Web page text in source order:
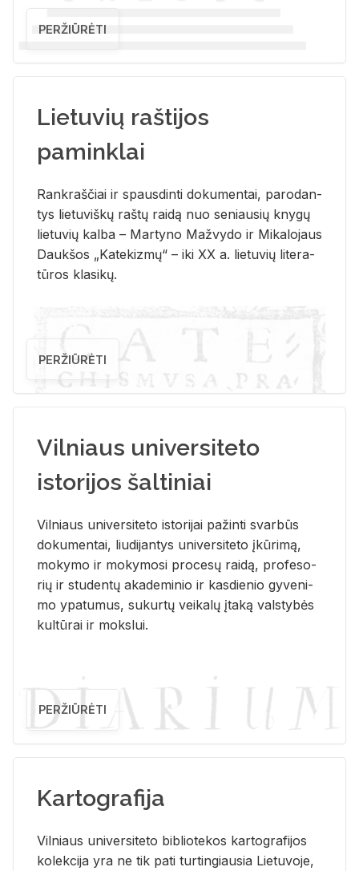
PERŽIŪRĖTI
Lietuvių raštijos
paminklai
Rank­raš­čiai ir spaus­din­ti do­ku­men­tai, pa­ro­dan­
tys lie­tu­viš­kų raš­tų rai­dą nuo se­niau­sių kny­gų
lie­tu­vių kal­ba – Mar­ty­no Ma­žvy­do ir Mi­ka­lo­jaus
Dauk­šos „Ka­te­kiz­mų“ – iki XX a. lie­tu­vių li­te­ra­
tū­ros kla­si­kų.
PERŽIŪRĖTI
Vilniaus universiteto
istorijos šaltiniai
Vil­niaus uni­ver­si­te­to is­to­ri­jai pa­žin­ti svar­būs
do­ku­men­tai, liu­di­jan­tys uni­ver­si­te­to įkū­ri­mą,
mo­ky­mo ir mo­ky­mo­si pro­ce­sų rai­dą, pro­fe­so­
rių ir stu­den­tų aka­de­mi­nio ir kas­die­nio gy­ve­ni­
mo ypa­tu­mus, su­kur­tų vei­ka­lų įta­ką vals­ty­bės
kul­tū­rai ir moks­lui.
PERŽIŪRĖTI
Kartografija
Vil­niaus uni­ver­si­te­to bi­b­lio­te­kos kar­to­gra­fi­jos
ko­lek­ci­ja yra ne tik pati tur­tin­giau­sia Lie­tu­vo­je,